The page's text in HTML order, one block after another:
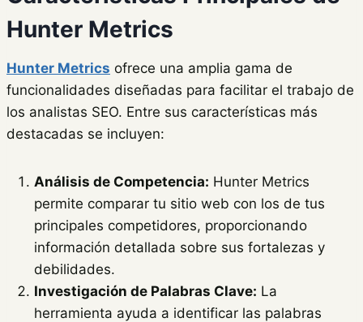
Hunter Metrics
Hunter Metrics ofrece una amplia gama de
funcionalidades diseñadas para facilitar el trabajo de
los analistas SEO. Entre sus características más
destacadas se incluyen:
Análisis de Competencia: Hunter Metrics
permite comparar tu sitio web con los de tus
principales competidores, proporcionando
información detallada sobre sus fortalezas y
debilidades.
Investigación de Palabras Clave: La
herramienta ayuda a identificar las palabras